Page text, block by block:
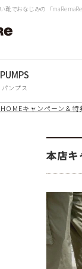
でおなじみの 「maRe
パンプス
キャンペーン＆特
本店キ